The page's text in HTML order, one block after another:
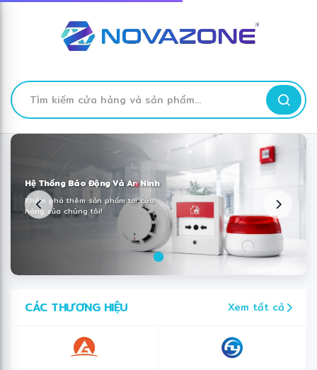
TÌM
KIẾM
Skip
Hệ Thống Báo Động Và An Ninh
Khám phá thêm sản phẩm tại cửa
hàng của chúng tôi!
CÁC THƯƠNG HIỆU Xem tất cả
❋